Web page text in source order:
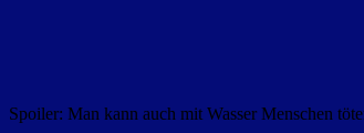
Spoiler: Man kann auch mit Wasser Menschen